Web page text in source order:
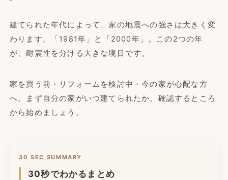
建てられた年代によって、家の地震への強さは大きく変
わります。「1981年」と「2000年」。この2つの年
が、耐震性を分ける大きな境目です。
家を買う前・リフォームを検討中・今の家が心配な方
へ。まず自分の家がいつ建てられたか、確認するところ
から始めましょう。
30 SEC SUMMARY
30秒でわかるまとめ